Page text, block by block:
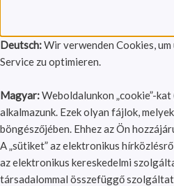
Deutsch:Wir verwenden Cookies,
Service zu optimieren.
Magyar:Weboldalunkon „cookie”-
alkalmazunk. Ezek olyan fájlok,
böngészőjében. Ehhez az Ön
A „sütiket” az elektronikus
az elektronikus kereskedelmi
társadalommal összefüggő